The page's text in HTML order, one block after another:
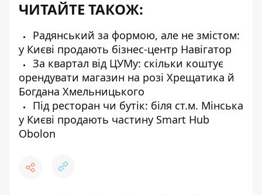
ЧИТАЙТЕ ТАКОЖ:
Радянський за формою, але не змістом:
у Києві продають бізнес-центр Навігатор
За квартал від ЦУМу: скільки коштує
орендувати магазин на розі Хрещатика й
Богдана Хмельницького
Під ресторан чи бутік: біля ст.м. Мінська
у Києві продають частину Smart Hub
Obolon